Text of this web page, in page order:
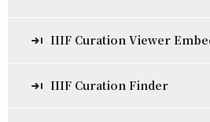
IIIF Curation Viewer
IIIF Curation Finder